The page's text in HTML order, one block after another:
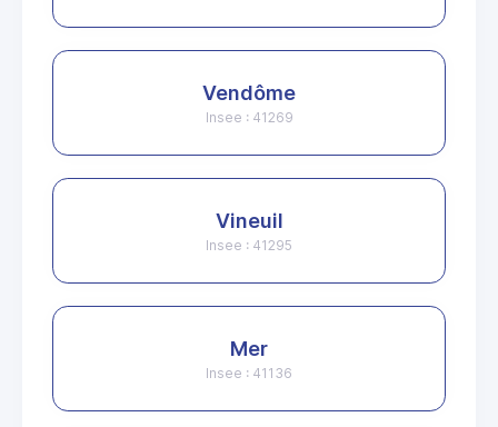
Vendôme
Insee : 41269
Vineuil
Insee : 41295
Mer
Insee : 41136